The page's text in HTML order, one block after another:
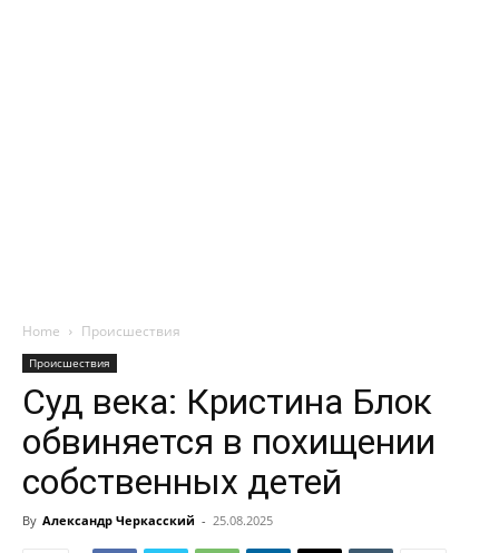
Home Происшествия
Происшествия
Суд века: Кристина Блок
обвиняется в похищении
собственных детей
By Александр Черкасский - 25.08.2025